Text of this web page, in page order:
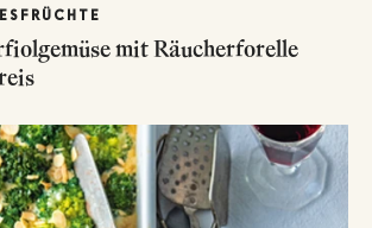
mit Räucherforelle